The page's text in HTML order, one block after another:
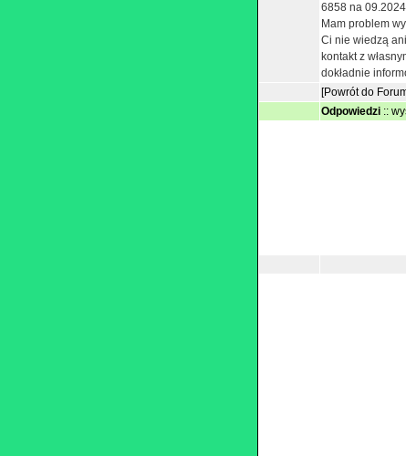
6858 na
Mam problem
Ci nie wiedzą
kontakt z
dokładnie
[Powrót do
Odpowiedzi ::